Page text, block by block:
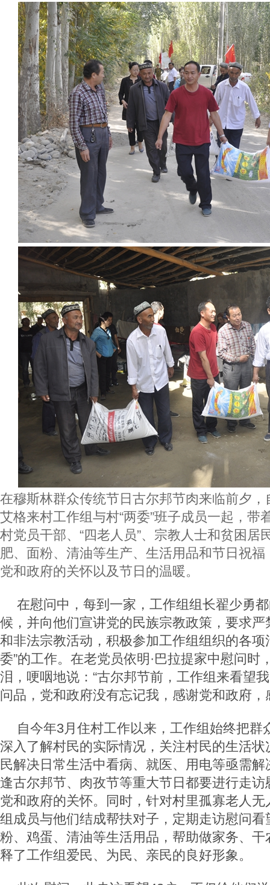
在穆斯林群众传统节日古尔邦节肉来临前夕
艾格来村工作组与村“两委”班子成员一起，带
村党员干部、“四老人员”、宗教人士和贫困居
肥、面粉、清油等生产、生活用品和节日祝
党和政府的关怀以及节日的温暖。
在慰问中，每到一家，工作组组长翟少勇
候，并向他们宣讲党的民族宗教政策，要求
和非法宗教活动，积极参加工作组组织的各项
委”的工作。在老党员依明·巴拉提家中慰问时
泪，哽咽地说：“古尔邦节前，工作组来看望
问品，党和政府没有忘记我，感谢党和政府，
自今年3月住村工作以来，工作组始终把群
深入了解村民的实际情况，关注村民的生活
民解决日常生活中看病、就医、用电等亟需
逢古尔邦节、肉孜节等重大节日都要进行走
党和政府的关怀。同时，针对村里孤寡老人
组成员与他们结成帮扶对子，定期走访慰问
粉、鸡蛋、清油等生活用品，帮助做家务、
释了工作组爱民、为民、亲民的良好形象。